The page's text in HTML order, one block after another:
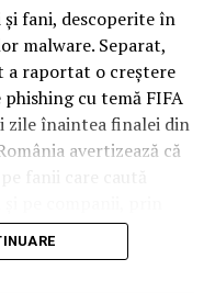
administratorii
intenspentru zonele
prematură și de
frecventă. Este
și mai mult de
intensă.
fani, descoperite în
malware. Separat,
a raportat o creștere
cu temă FIFA
zile înaintea finalei din
avertizează că
digitală